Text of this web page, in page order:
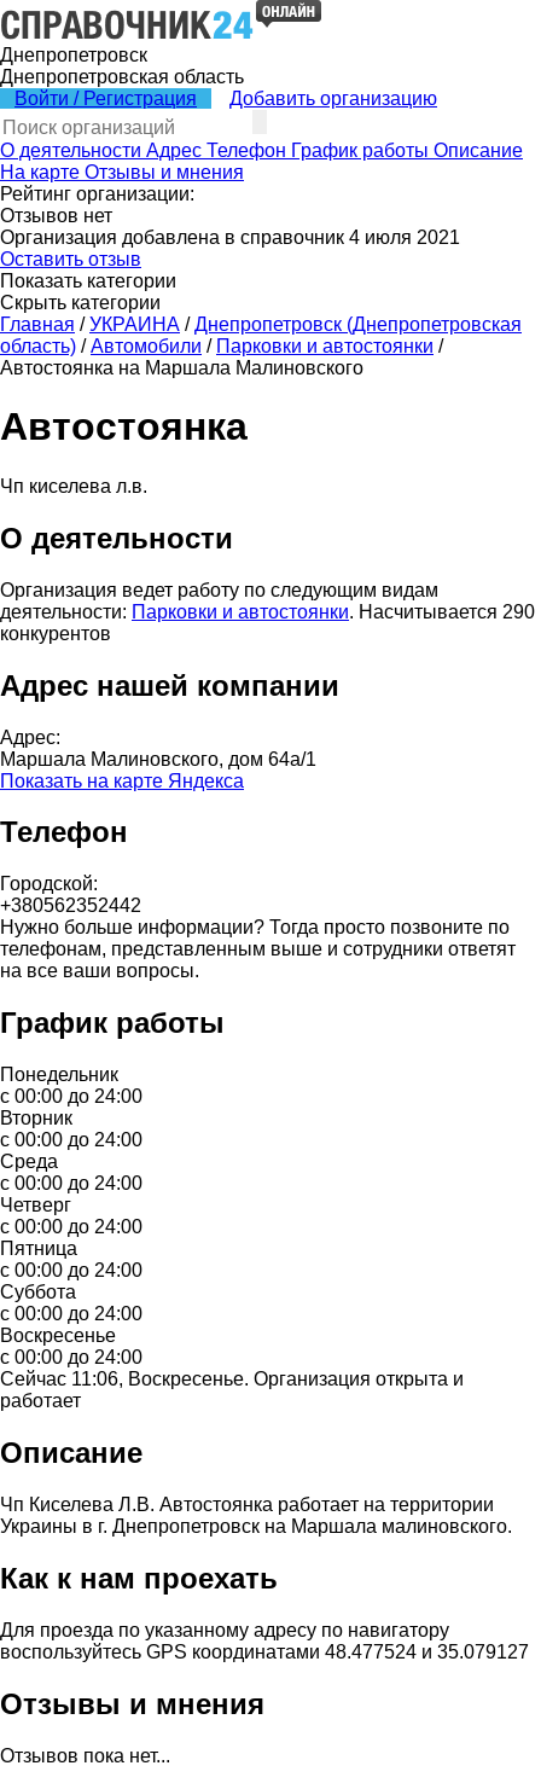
Днепропетровск
Днепропетровская область
Войти / Регистрация
Добавить организацию
О деятельности Адрес Телефон График работы Описание
На карте Отзывы и мнения
Рейтинг организации:
Отзывов нет
Организация добавлена в справочник 4 июля 2021
Оставить отзыв
Показать категории
Скрыть категории
Главная / УКРАИНА / Днепропетровск (Днепропетровская
область) / Автомобили / Парковки и автостоянки /
Автостоянка на Маршала Малиновского
Автостоянка
Чп киселева л.в.
О деятельности
Организация ведет работу по следующим видам
деятельности: Парковки и автостоянки. Насчитывается 290
конкурентов
Адрес нашей компании
Адрес:
Маршала Малиновского, дом 64а/1
Показать на карте Яндекса
Телефон
Городской:
+380562352442
Нужно больше информации? Тогда просто позвоните по
телефонам, представленным выше и сотрудники ответят
на все ваши вопросы.
График работы
Понедельник
с 00:00 до 24:00
Вторник
с 00:00 до 24:00
Среда
с 00:00 до 24:00
Четверг
с 00:00 до 24:00
Пятница
с 00:00 до 24:00
Суббота
с 00:00 до 24:00
Воскресенье
с 00:00 до 24:00
Сейчас 11:06, Воскресенье. Организация открыта и
работает
Описание
Чп Киселева Л.В. Автостоянка работает на территории
Украины в г. Днепропетровск на Маршала малиновского.
Как к нам проехать
Для проезда по указанному адресу по навигатору
воспользуйтесь GPS координатами 48.477524 и 35.079127
Отзывы и мнения
Отзывов пока нет...